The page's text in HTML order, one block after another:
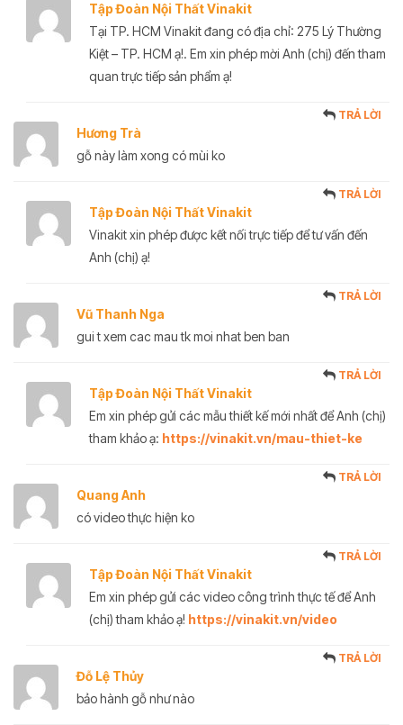
Tập Đoàn Nội Thất Vinakit
Tại TP. HCM Vinakit đang có địa chỉ: 275 Lý Thường
Kiệt – TP. HCM ạ!. Em xin phép mời Anh (chị) đến tham
quan trực tiếp sản phẩm ạ!
Hương Trà
TRẢ LỜI
gỗ này làm xong có mùi ko
Tập Đoàn Nội Thất Vinakit
TRẢ LỜI
Vinakit xin phép được kết nối trực tiếp để tư vấn đến
Anh (chị) ạ!
Vũ Thanh Nga
TRẢ LỜI
gui t xem cac mau tk moi nhat ben ban
Tập Đoàn Nội Thất Vinakit
TRẢ LỜI
Em xin phép gửi các mẫu thiết kế mới nhất để Anh (chị)
tham khảo ạ: https://vinakit.vn/mau-thiet-ke
Quang Anh
TRẢ LỜI
có video thực hiện ko
Tập Đoàn Nội Thất Vinakit
TRẢ LỜI
Em xin phép gửi các video công trình thực tế để Anh
(chị) tham khảo ạ! https://vinakit.vn/video
Đỗ Lệ Thủy
TRẢ LỜI
bảo hành gỗ như nào